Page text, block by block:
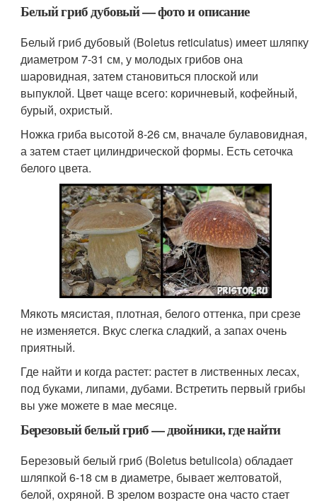
Белый гриб дубовый — фото и описание
Белый гриб дубовый (Boletus reticulatus) имеет шляпку
диаметром 7-31 см, у молодых грибов она
шаровидная, затем становиться плоской или
выпуклой. Цвет чаще всего: коричневый, кофейный,
бурый, охристый.
Ножка гриба высотой 8-26 см, вначале булавовидная,
а затем стает цилиндрической формы. Есть сеточка
белого цвета.
Мякоть мясистая, плотная, белого оттенка, при срезе
не изменяется. Вкус слегка сладкий, а запах очень
приятный.
Где найти и когда растет: растет в лиственных лесах,
под буками, липами, дубами. Встретить первый грибы
вы уже можете в мае месяце.
Березовый белый гриб — двойники, где найти
Березовый белый гриб (Boletus betulicola) обладает
шляпкой 6-18 см в диаметре, бывает желтоватой,
белой, охряной. В зрелом возрасте она часто стает